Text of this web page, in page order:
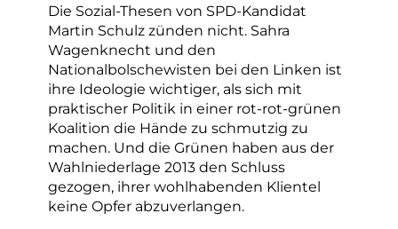
Die Sozial-Thesen von SPD-Kandidat
Martin Schulz zünden nicht. Sahra
Wagenknecht und den
Nationalbolschewisten bei den Linken ist
ihre Ideologie wichtiger, als sich mit
praktischer Politik in einer rot-rot-grünen
Koalition die Hände zu schmutzig zu
machen. Und die Grünen haben aus der
Wahlniederlage 2013 den Schluss
gezogen, ihrer wohlhabenden Klientel
keine Opfer abzuverlangen.